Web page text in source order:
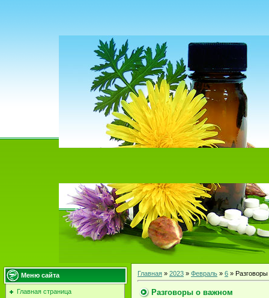
Меню сайта
Главная страница
Главная » 2023 » Февраль » 6 »
Разговоры о важном